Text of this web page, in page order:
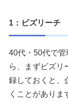
1：ビズリーチ
40代・50代で
ら、まずビズリ
録しておくと、
くことがありま